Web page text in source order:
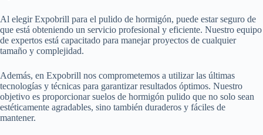
Al elegir Expobrill para el pulido de hormigón, puede estar seguro de
que está obteniendo un servicio profesional y eficiente. Nuestro equipo
de expertos está capacitado para manejar proyectos de cualquier
tamaño y complejidad.
Además, en Expobrill nos comprometemos a utilizar las últimas
tecnologías y técnicas para garantizar resultados óptimos. Nuestro
objetivo es proporcionar suelos de hormigón pulido que no solo sean
estéticamente agradables, sino también duraderos y fáciles de
mantener.